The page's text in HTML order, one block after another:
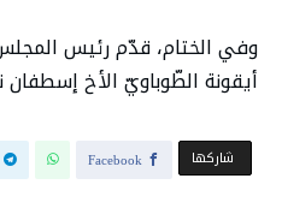
وفي الختام، قدّم رئيس المجلس
أيقونة الطّوباويّ الأخ
‫‫ شاركها‬ Facebook